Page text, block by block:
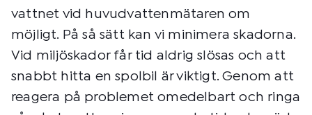
vattnet vid huvudvattenmätaren om
möjligt. På så sätt kan vi minimera skadorna.
Vid miljöskador får tid aldrig slösas och att
snabbt hitta en spolbil är viktigt. Genom att
reagera på problemet omedelbart och ringa